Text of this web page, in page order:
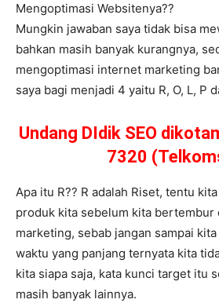
Mengoptimasi Websitenya??
Mungkin jawaban saya tidak bisa
bahkan masih banyak kurangnya,
mengoptimasi internet marketing
saya bagi menjadi 4 yaitu R, O, L, P
Undang DIdik SEO
7320
Apa itu R?? R adalah Riset, tentu
produk kita sebelum kita
marketing, sebab jangan sampai
waktu yang panjang ternyata kita
kita siapa saja, kata kunci target itu
masih banyak lainnya.